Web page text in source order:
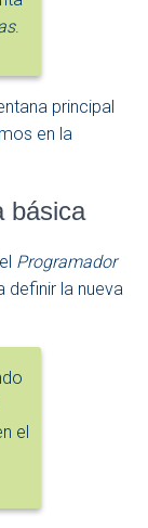
.
principal
en la
básica
Programador
definir la nueva
el